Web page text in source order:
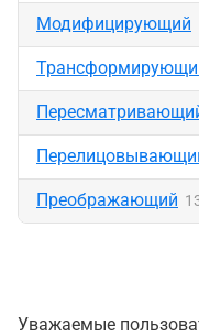
Модифицирующий
Преображающий
Уважаемые